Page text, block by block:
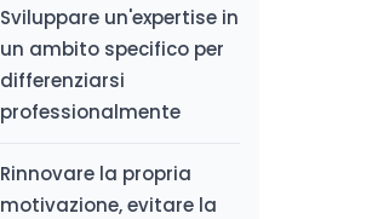
Sviluppare un'expertise in
un ambito specifico per
differenziarsi
professionalmente
Rinnovare la propria
motivazione, evitare la